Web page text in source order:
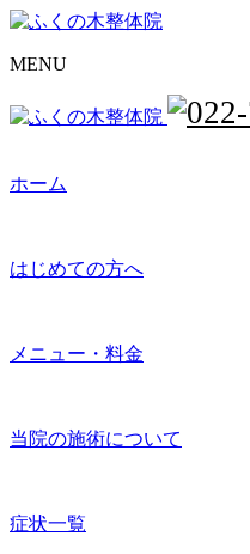
MENU
ホーム
はじめての方へ
メニュー・料金
当院の施術について
症状一覧